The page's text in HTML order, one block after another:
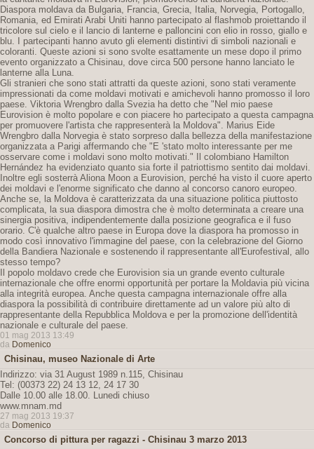
Diaspora moldava da Bulgaria, Francia, Grecia, Italia, Norvegia, Portogallo,
Romania, ed Emirati Arabi Uniti hanno partecipato al flashmob proiettando il
tricolore sul cielo e il lancio di lanterne e palloncini con elio in rosso, giallo e
blu. I partecipanti hanno avuto gli elementi distintivi di simboli nazionali e
coloranti. Queste azioni si sono svolte esattamente un mese dopo il primo
evento organizzato a Chisinau, dove circa 500 persone hanno lanciato le
lanterne alla Luna.
Gli stranieri che sono stati attratti da queste azioni, sono stati veramente
impressionati da come moldavi motivati ​​e amichevoli hanno promosso il loro
paese. Viktoria Wrengbro dalla Svezia ha detto che "Nel mio paese
Eurovision è molto popolare e con piacere ho partecipato a questa campagna
per promuovere l'artista che rappresenterà la Moldova". Marius Eide
Wrengbro dalla Norvegia è stato sorpreso dalla bellezza della manifestazione
organizzata a Parigi affermando che "E 'stato molto interessante per me
osservare come i moldavi sono molto motivati." Il colombiano Hamilton
Hernández ha evidenziato quanto sia forte il patriottismo sentito dai moldavi.
Inoltre egli sosterrà Aliona Moon a Eurovision, perché ha visto il cuore aperto
dei moldavi e l'enorme significato che danno al concorso canoro europeo.
Anche se, la Moldova è caratterizzata da una situazione politica piuttosto
complicata, la sua diaspora dimostra che è molto determinata a creare una
sinergia positiva, indipendentemente dalla posizione geografica e il fuso
orario. C'è qualche altro paese in Europa dove la diaspora ha promosso in
modo così innovativo l'immagine del paese, con la celebrazione del Giorno
della Bandiera Nazionale e sostenendo il rappresentante all'Eurofestival, allo
stesso tempo?
Il popolo moldavo crede che Eurovision sia un grande evento culturale
internazionale che offre enormi opportunità per portare la Moldavia più vicina
alla integrità europea. Anche questa campagna internazionale offre alla
diaspora la possibilità di contribuire direttamente ad un valore più alto di
rappresentante della Repubblica Moldova e per la promozione dell'identità
nazionale e culturale del paese.
01 mag 2013 13:49
da Domenico
Chisinau, museo Nazionale di Arte
Indirizzo: via 31 August 1989 n.115, Chisinau
Tel: (00373 22) 24 13 12, 24 17 30
Dalle 10.00 alle 18.00. Lunedi chiuso
www.mnam.md
27 mag 2013 19:37
da Domenico
Concorso di pittura per ragazzi - Chisinau 3 marzo 2013